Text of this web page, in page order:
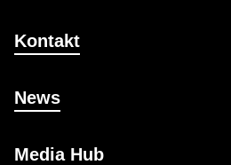
Kontakt
News
Media Hub